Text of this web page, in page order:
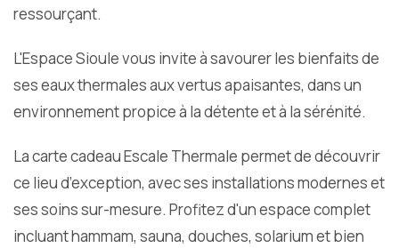
ressourçant.
L'Espace Sioule vous invite à savourer les bienfaits de
ses eaux thermales aux vertus apaisantes, dans un
environnement propice à la détente et à la sérénité.
La carte cadeau Escale Thermale permet de découvrir
ce lieu d’exception, avec ses installations modernes et
ses soins sur-mesure. Profitez d'un espace complet
incluant hammam, sauna, douches, solarium et bien